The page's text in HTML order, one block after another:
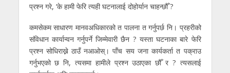
प्रश्न गरे, ‘के हामी फेरि त्यही घटनालाई दोहोर्यान चाहन्छौँ ?
कमसेकम साधारण मानवअधिकारको त पालना त गर्नुपर्छ नि। प्रहरीको
संविधान कार्यान्वन गर्नुपर्ने जिम्मेवारी छैन ? यस्ता घटनाका बारे फेरि
प्रश्न सोधिराख्ने ठाउँ नआओस्। पाँच सय जना कार्यकर्ता त पक्राउ
गर्नुभएको छ नि, त्यसमा हामीले प्रश्न उठाएका छौँ र ? त्यसलाई